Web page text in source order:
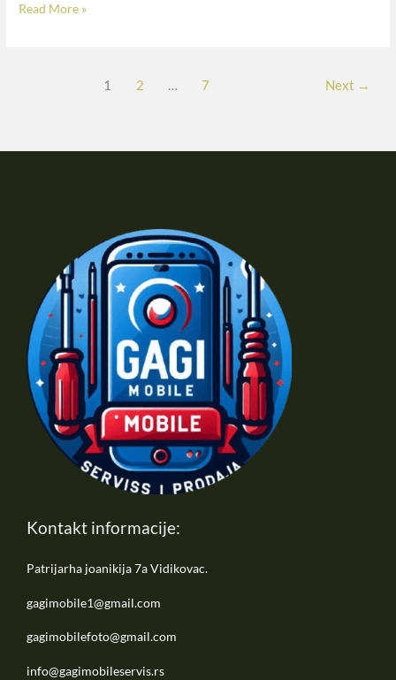
Read More »
1 2 … 7 Next →
Kontakt informacije:
Patrijarha joanikija 7a Vidikovac.
gagimobile1@gmail.com
gagimobilefoto@gmail.com
info@gagimobileservis.rs